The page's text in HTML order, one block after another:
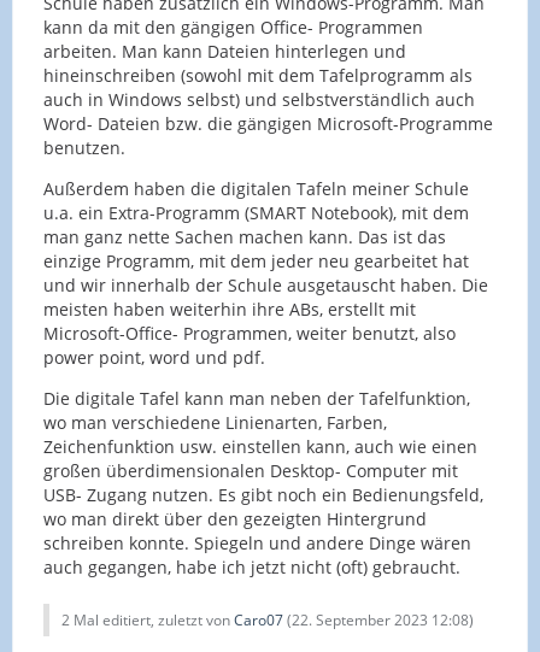
kann da mit den gängigen Office- Programmen
arbeiten. Man kann Dateien hinterlegen und
hineinschreiben (sowohl mit dem Tafelprogramm als
auch in Windows selbst) und selbstverständlich auch
Word- Dateien bzw. die gängigen Microsoft-Programme
benutzen.
Außerdem haben die digitalen Tafeln meiner Schule
u.a. ein Extra-Programm (SMART Notebook), mit dem
man ganz nette Sachen machen kann. Das ist das
einzige Programm, mit dem jeder neu gearbeitet hat
und wir innerhalb der Schule ausgetauscht haben. Die
meisten haben weiterhin ihre ABs, erstellt mit
Microsoft-Office- Programmen, weiter benutzt, also
power point, word und pdf.
Die digitale Tafel kann man neben der Tafelfunktion,
wo man verschiedene Linienarten, Farben,
Zeichenfunktion usw. einstellen kann, auch wie einen
großen überdimensionalen Desktop- Computer mit
USB- Zugang nutzen. Es gibt noch ein Bedienungsfeld,
wo man direkt über den gezeigten Hintergrund
schreiben konnte. Spiegeln und andere Dinge wären
auch gegangen, habe ich jetzt nicht (oft) gebraucht.
2 Mal editiert, zuletzt vonCaro07(22. September 2023 12:08)